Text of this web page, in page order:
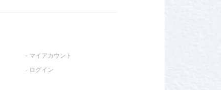
マイアカウント
ログイン